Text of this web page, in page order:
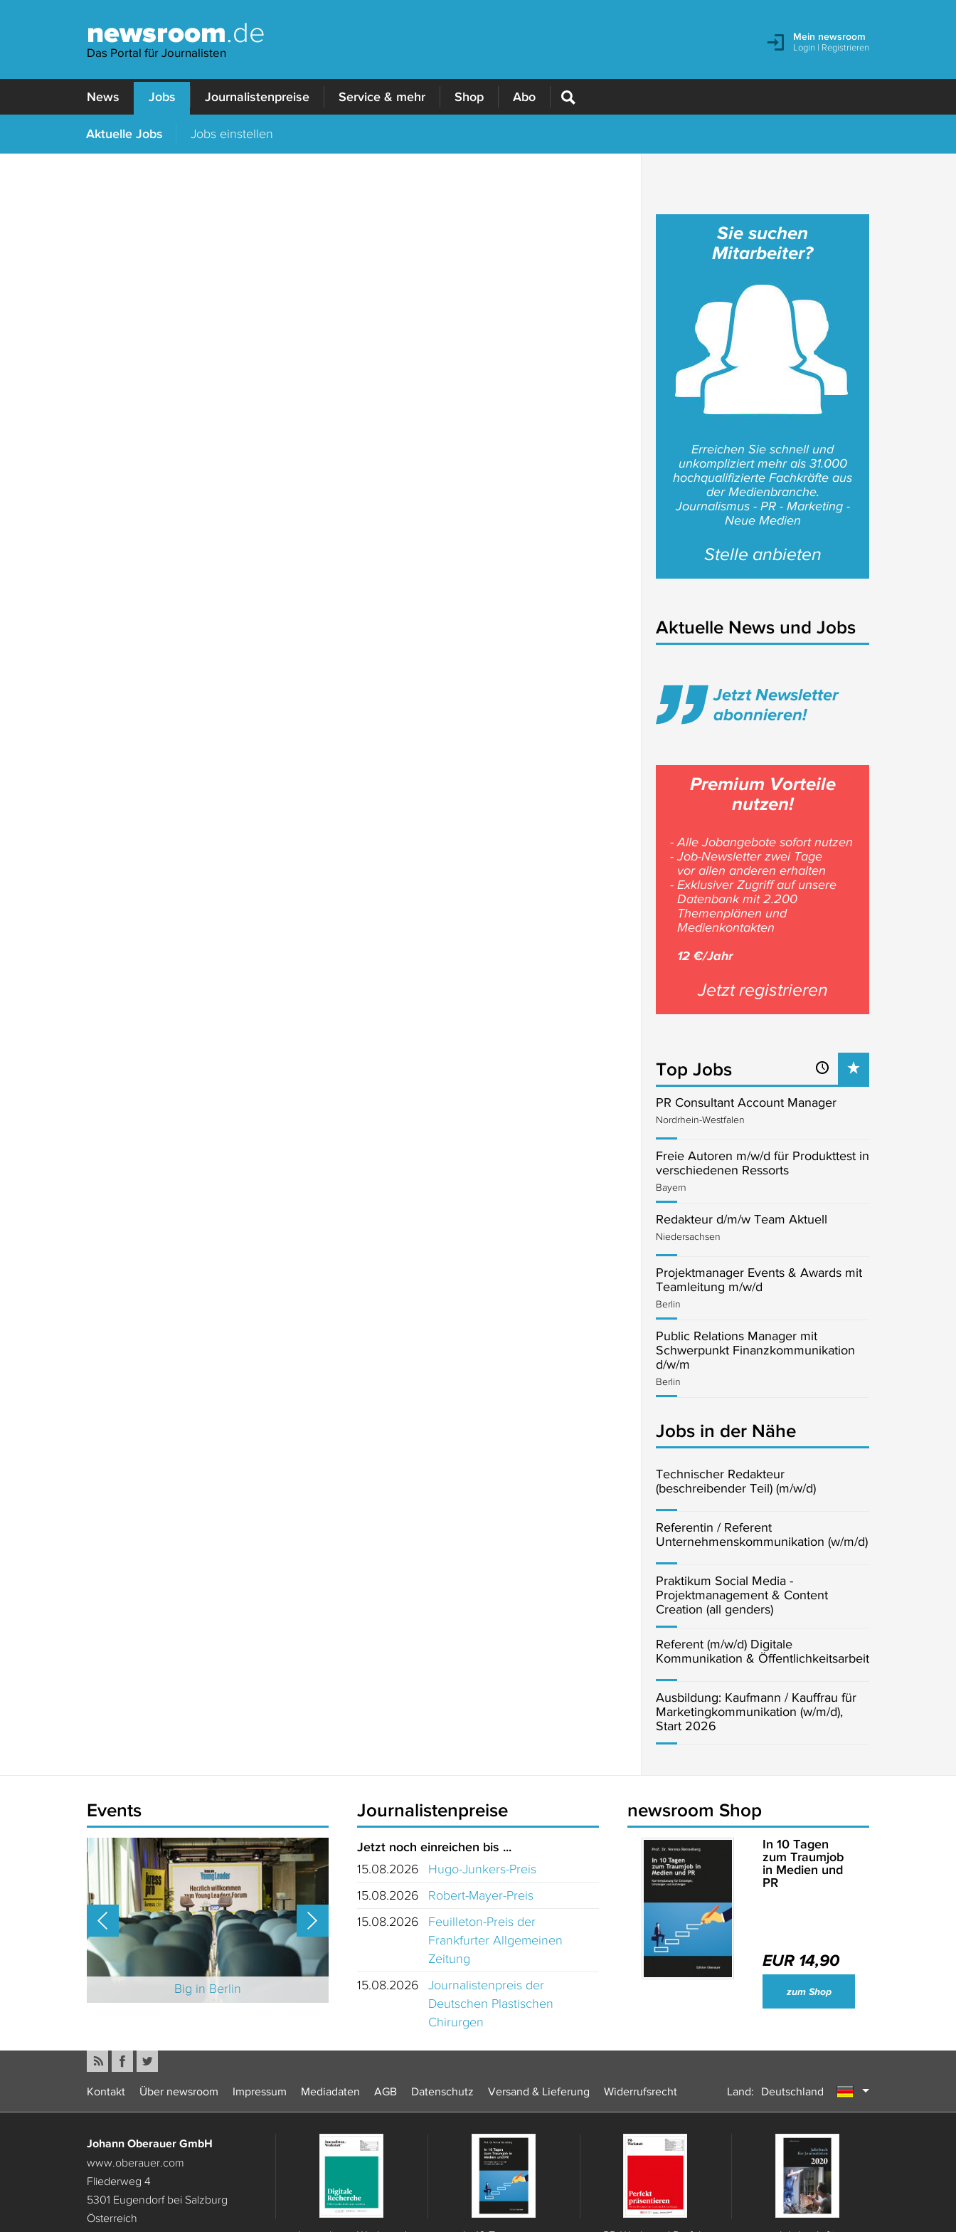
newsroom.de
Das Portal für Journalisten
Mein newsroom
Login | Registrieren
News Jobs Journalistenpreise Service & mehr Shop Abo
Aktuelle Jobs Jobs einstellen
Sie suchen
Mitarbeiter?
Erreichen Sie schnell und
unkompliziert mehr als 31.000
hochqualifizierte Fachkräfte aus
der Medienbranche.
Journalismus - PR - Marketing -
Neue Medien
Stelle anbieten
Aktuelle News und Jobs
Jetzt Newsletter
abonnieren!
Premium Vorteile
nutzen!
- Alle Jobangebote sofort nutzen
- Job-Newsletter zwei Tage
vor allen anderen erhalten
- Exklusiver Zugriff auf unsere
Datenbank mit 2.200
Themenplänen und
Medienkontakten
12 €/Jahr
Jetzt registrieren
Top Jobs
PR Consultant Account Manager
Nordrhein-Westfalen
Freie Autoren m/w/d für Produkttest in
verschiedenen Ressorts
Bayern
Redakteur d/m/w Team Aktuell
Niedersachsen
Projektmanager Events & Awards mit
Teamleitung m/w/d
Berlin
Public Relations Manager mit
Schwerpunkt Finanzkommunikation
d/w/m
Berlin
Jobs in der Nähe
Technischer Redakteur
(beschreibender Teil) (m/w/d)
Referentin / Referent
Unternehmenskommunikation (w/m/d)
Praktikum Social Media -
Projektmanagement & Content
Creation (all genders)
Referent (m/w/d) Digitale
Kommunikation & Öffentlichkeitsarbeit
Ausbildung: Kaufmann / Kauffrau für
Marketingkommunikation (w/m/d),
Start 2026
Events
Big in Berlin Wirtschaftsjournalisten und Unternehmenssprecher des Jahres 2024
Journalistenpreise
Jetzt noch einreichen bis ...
15.08.2026
Hugo-Junkers-Preis
15.08.2026
Robert-Mayer-Preis
15.08.2026
Feuilleton-Preis der
Frankfurter Allgemeinen
Zeitung
15.08.2026
Journalistenpreis der
Deutschen Plastischen
Chirurgen
newsroom Shop
In 10 Tagen
zum Traumjob
in Medien und
PR
EUR 14,90
zum Shop
Kontakt Über newsroom Impressum Mediadaten AGB Datenschutz Versand & Lieferung Widerrufsrecht Land:
Deutschland
Johann Oberauer GmbH
www.oberauer.com
Fliederweg 4
5301 Eugendorf bei Salzburg
Österreich